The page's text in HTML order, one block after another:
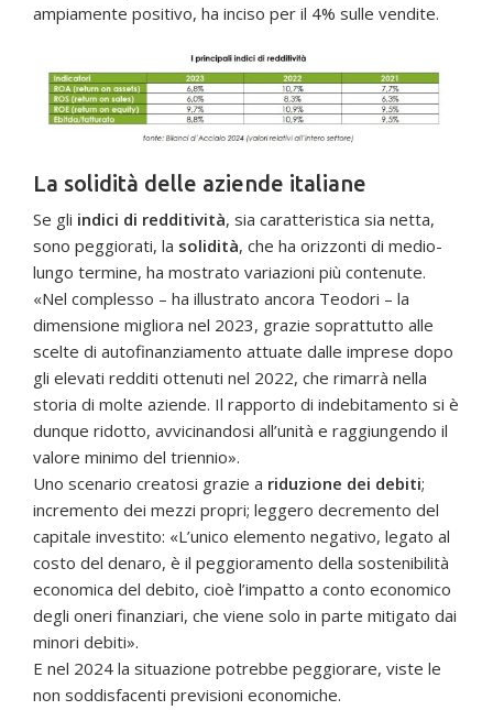
ampiamente positivo, ha inciso per il 4% sulle vendite.
La solidità delle aziende italiane
Se gli indici di redditività, sia caratteristica sia netta,
sono peggiorati, la solidità, che ha orizzonti di medio-
lungo termine, ha mostrato variazioni più contenute.
«Nel complesso – ha illustrato ancora Teodori – la
dimensione migliora nel 2023, grazie soprattutto alle
scelte di autofinanziamento attuate dalle imprese dopo
gli elevati redditi ottenuti nel 2022, che rimarrà nella
storia di molte aziende. Il rapporto di indebitamento si è
dunque ridotto, avvicinandosi all’unità e raggiungendo il
valore minimo del triennio».
Uno scenario creatosi grazie a riduzione dei debiti;
incremento dei mezzi propri; leggero decremento del
capitale investito: «L’unico elemento negativo, legato al
costo del denaro, è il peggioramento della sostenibilità
economica del debito, cioè l’impatto a conto economico
degli oneri finanziari, che viene solo in parte mitigato dai
minori debiti».
E nel 2024 la situazione potrebbe peggiorare, viste le
non soddisfacenti previsioni economiche.